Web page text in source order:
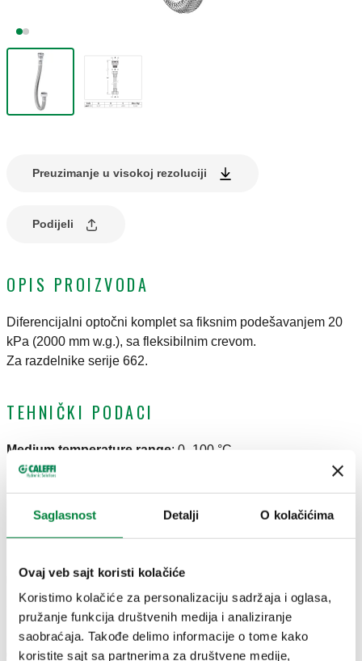
Saglasnost Detalji O kolačićima
Ovaj veb sajt koristi kolačiće
Koristimo kolačiće za personalizaciju sadržaja i oglasa,
pružanje funkcija društvenih medija i analiziranje
saobraćaja. Takođe delimo informacije o tome kako
koristite sajt sa partnerima za društvene medije,
Preuzimanje u visokoj rezoluciji
Podijeli
OPIS PROIZVODA
Diferencijalni optočni komplet sa fiksnim podešavanjem 20
kPa (2000 mm w.g.), sa fleksibilnim crevom.
Za razdelnike serije 662.
TEHNIČKI PODACI
Medium temperature range: 0–100 °C
Maximum working pressure
CRTEŽI I SPECIFIKACIJE
Broj dela Priključak
662000
G 3/4" (ISO 228-1) F
dovod, holender
G 3/4" (ISO 228-1)
F